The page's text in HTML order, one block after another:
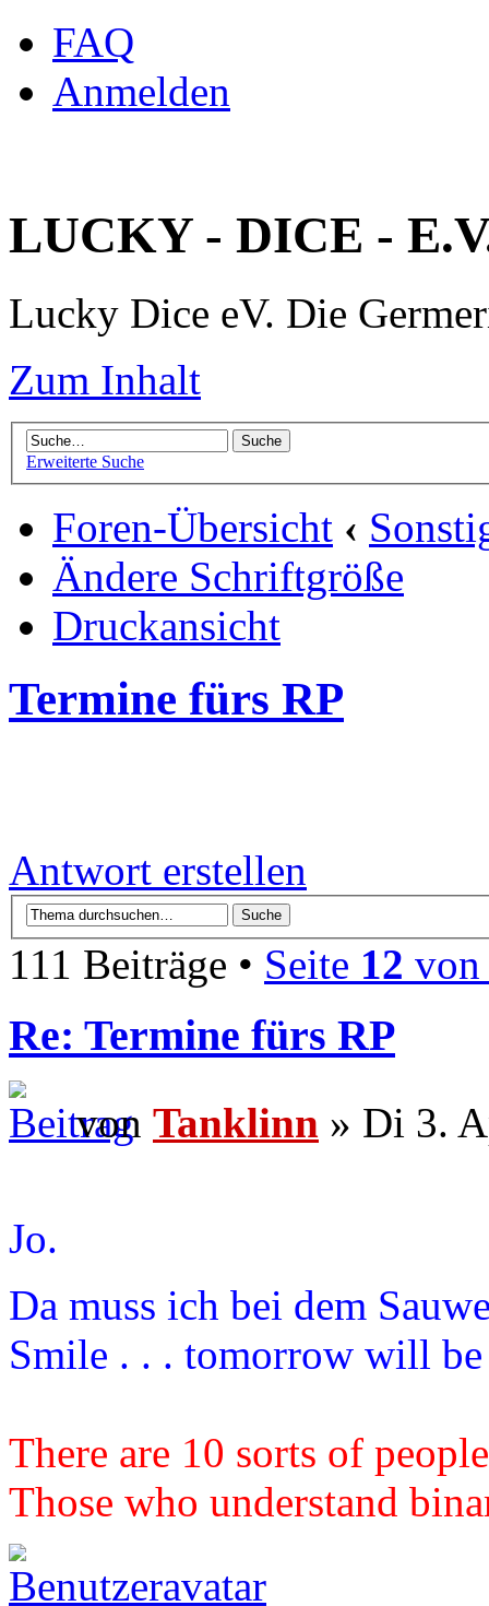
FAQ
Anmelden
LUCKY - DICE -
Lucky Dice eV. Die
Zum Inhalt
Erweiterte Suche
Foren-Übersicht ‹
Ändere Schriftgröße
Druckansicht
Termine fürs RP
Antwort erstellen
111 Beiträge • Seite 12
Re: Termine fürs RP
von Tanklinn » Di 3.
Jo.
Da muss ich bei dem
Smile . . . tomorrow will
There are 10 sorts of
Those who understand